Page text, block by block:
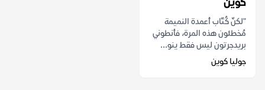
كوين
"لكنّ كُتّاب أعمدة النميمة
مُخطئون هذه المرة، فأنطوني
بريدجرتون ليس فقط ينو...
جوليا كوين